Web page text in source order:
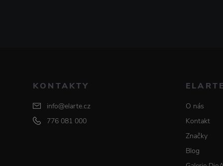
KONTAKTY
info@elarte.cz
776 081 000
O nás
Kontakt
Značky
Blog